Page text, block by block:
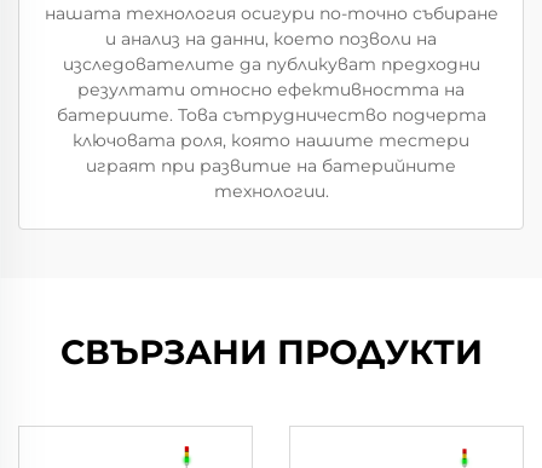
нашата технология осигури по-точно събиране
и анализ на данни, което позволи на
изследователите да публикуват предходни
резултати относно ефективността на
батериите. Това сътрудничество подчерта
ключовата роля, която нашите тестери
играят при развитие на батерийните
технологии.
СВЪРЗАНИ ПРОДУКТИ